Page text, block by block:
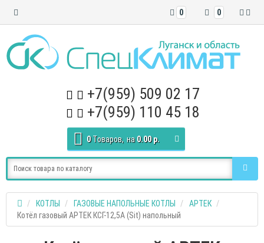
0
0
+7(959) 509 02 17
+7(959) 110 45 18
0 Tоваров, на 0.00 р.
КОТЛЫ ГАЗОВЫЕ НАПОЛЬНЫЕ КОТЛЫ
АРТЕК
Котёл газовый АРТЕК КСГ-12,5А (Sit) напольный